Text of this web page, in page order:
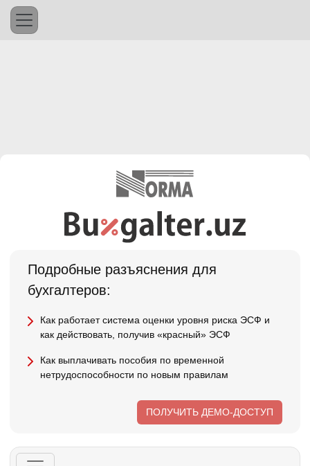
Подробные разъяснения для
бухгалтеров:
Как работает система оценки уровня риска ЭСФ и
как действовать, получив «красный» ЭСФ
Как выплачивать пособия по временной
нетрудоспособности по новым правилам
ПОЛУЧИТЬ ДЕМО-ДОСТУП